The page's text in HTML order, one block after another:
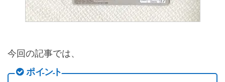
今回の記事では、
ポイント